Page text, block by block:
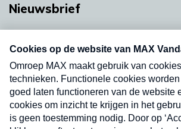
Nieuwsbrief
nieuwsbrief. Elke vrijdag- en
uw mailbox.